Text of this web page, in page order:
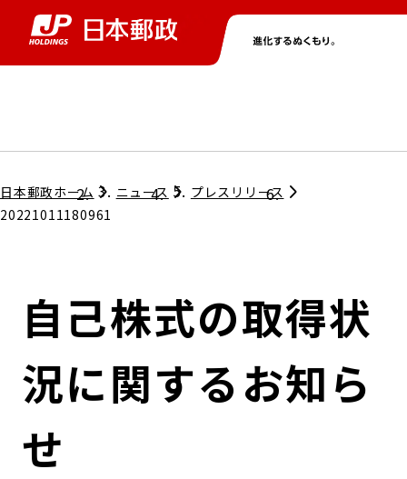
グループ情報トップ
コンプライアンス
ガバナンス
株主・投資家情報トップ
個人投資家のみなさまへ
株式情報
ニューストップ
サステナビリティトップ
担当役員メッセージ
サステナビリティマネジメント
採用情報トップ
日本郵政ホーム ニュース
プレスリリース
20221011180961
自己株式の取得状
況に関するお知ら
せ